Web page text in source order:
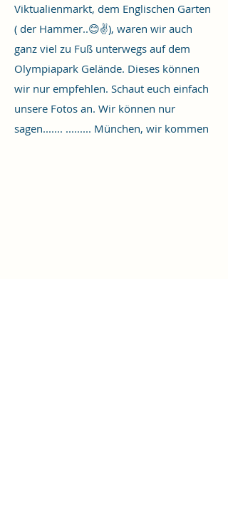
Viktualienmarkt, dem Englischen Garten
( der Hammer..😊✌️), waren wir auch
ganz viel zu Fuß unterwegs auf dem
Olympiapark Gelände. Dieses können
wir nur empfehlen. Schaut euch einfach
unsere Fotos an. Wir können nur
sagen....... ......... München, wir kommen